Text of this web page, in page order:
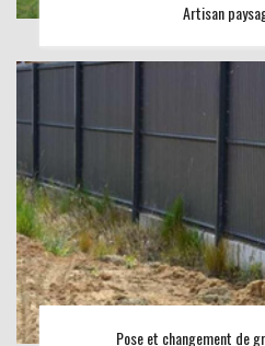
Artisan
Pose et changement de